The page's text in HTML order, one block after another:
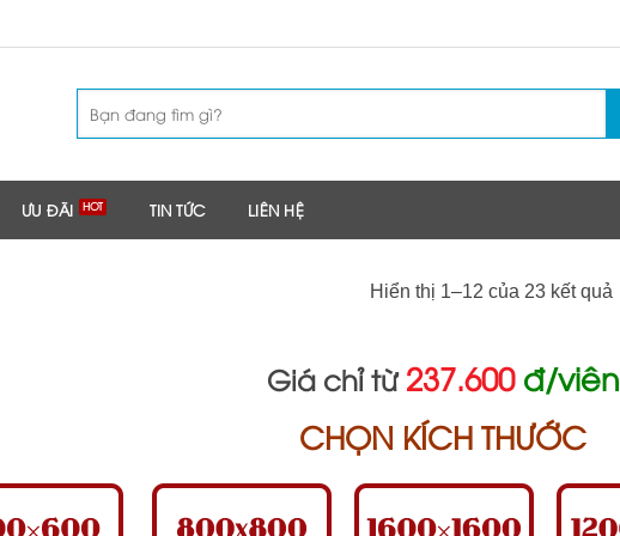
kiếm:
ƯU ĐÃI TIN TỨC LIÊN HỆ
Hiển thị 1–12 của 23 kết quả
Giá chỉ từ 237.600 đ/viên
CHỌN KÍCH THƯỚC